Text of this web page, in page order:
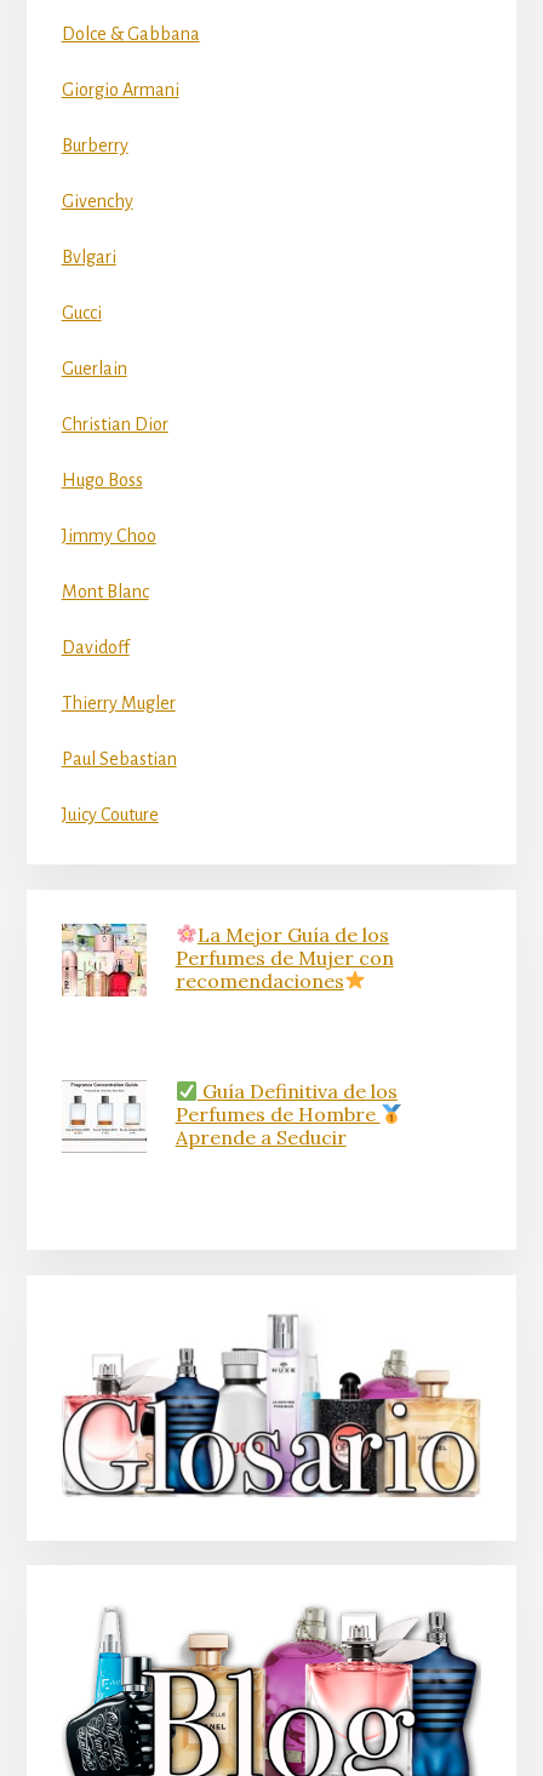
Dolce & Gabbana
Giorgio Armani
Burberry
Givenchy
Bvlgari
Gucci
Guerlain
Christian Dior
Hugo Boss
Jimmy Choo
Mont Blanc
Davidoff
Thierry Mugler
Paul Sebastian
Juicy Couture
La Mejor Guía de los
Perfumes de Mujer con
recomendaciones
Guía Definitiva de los
Perfumes de Hombre
Aprende a Seducir